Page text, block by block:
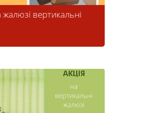
жалюзі вертикальні